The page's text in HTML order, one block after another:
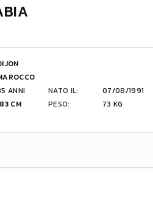
ANNI NATO IL:
07/08/1991
CM PESO: 73 KG